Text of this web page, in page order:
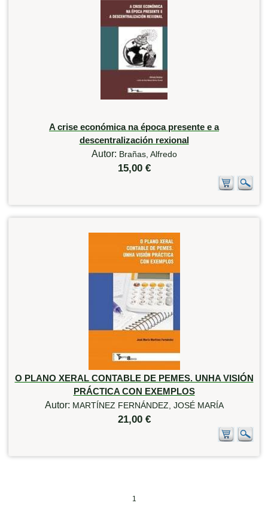
A crise económica na época presente e a
descentralización rexional
Autor: Brañas, Alfredo
15,00 €
O PLANO XERAL CONTABLE DE PEMES. UNHA VISIÓN
PRÁCTICA CON EXEMPLOS
Autor: MARTÍNEZ FERNÁNDEZ, JOSÉ MARÍA
21,00 €
1